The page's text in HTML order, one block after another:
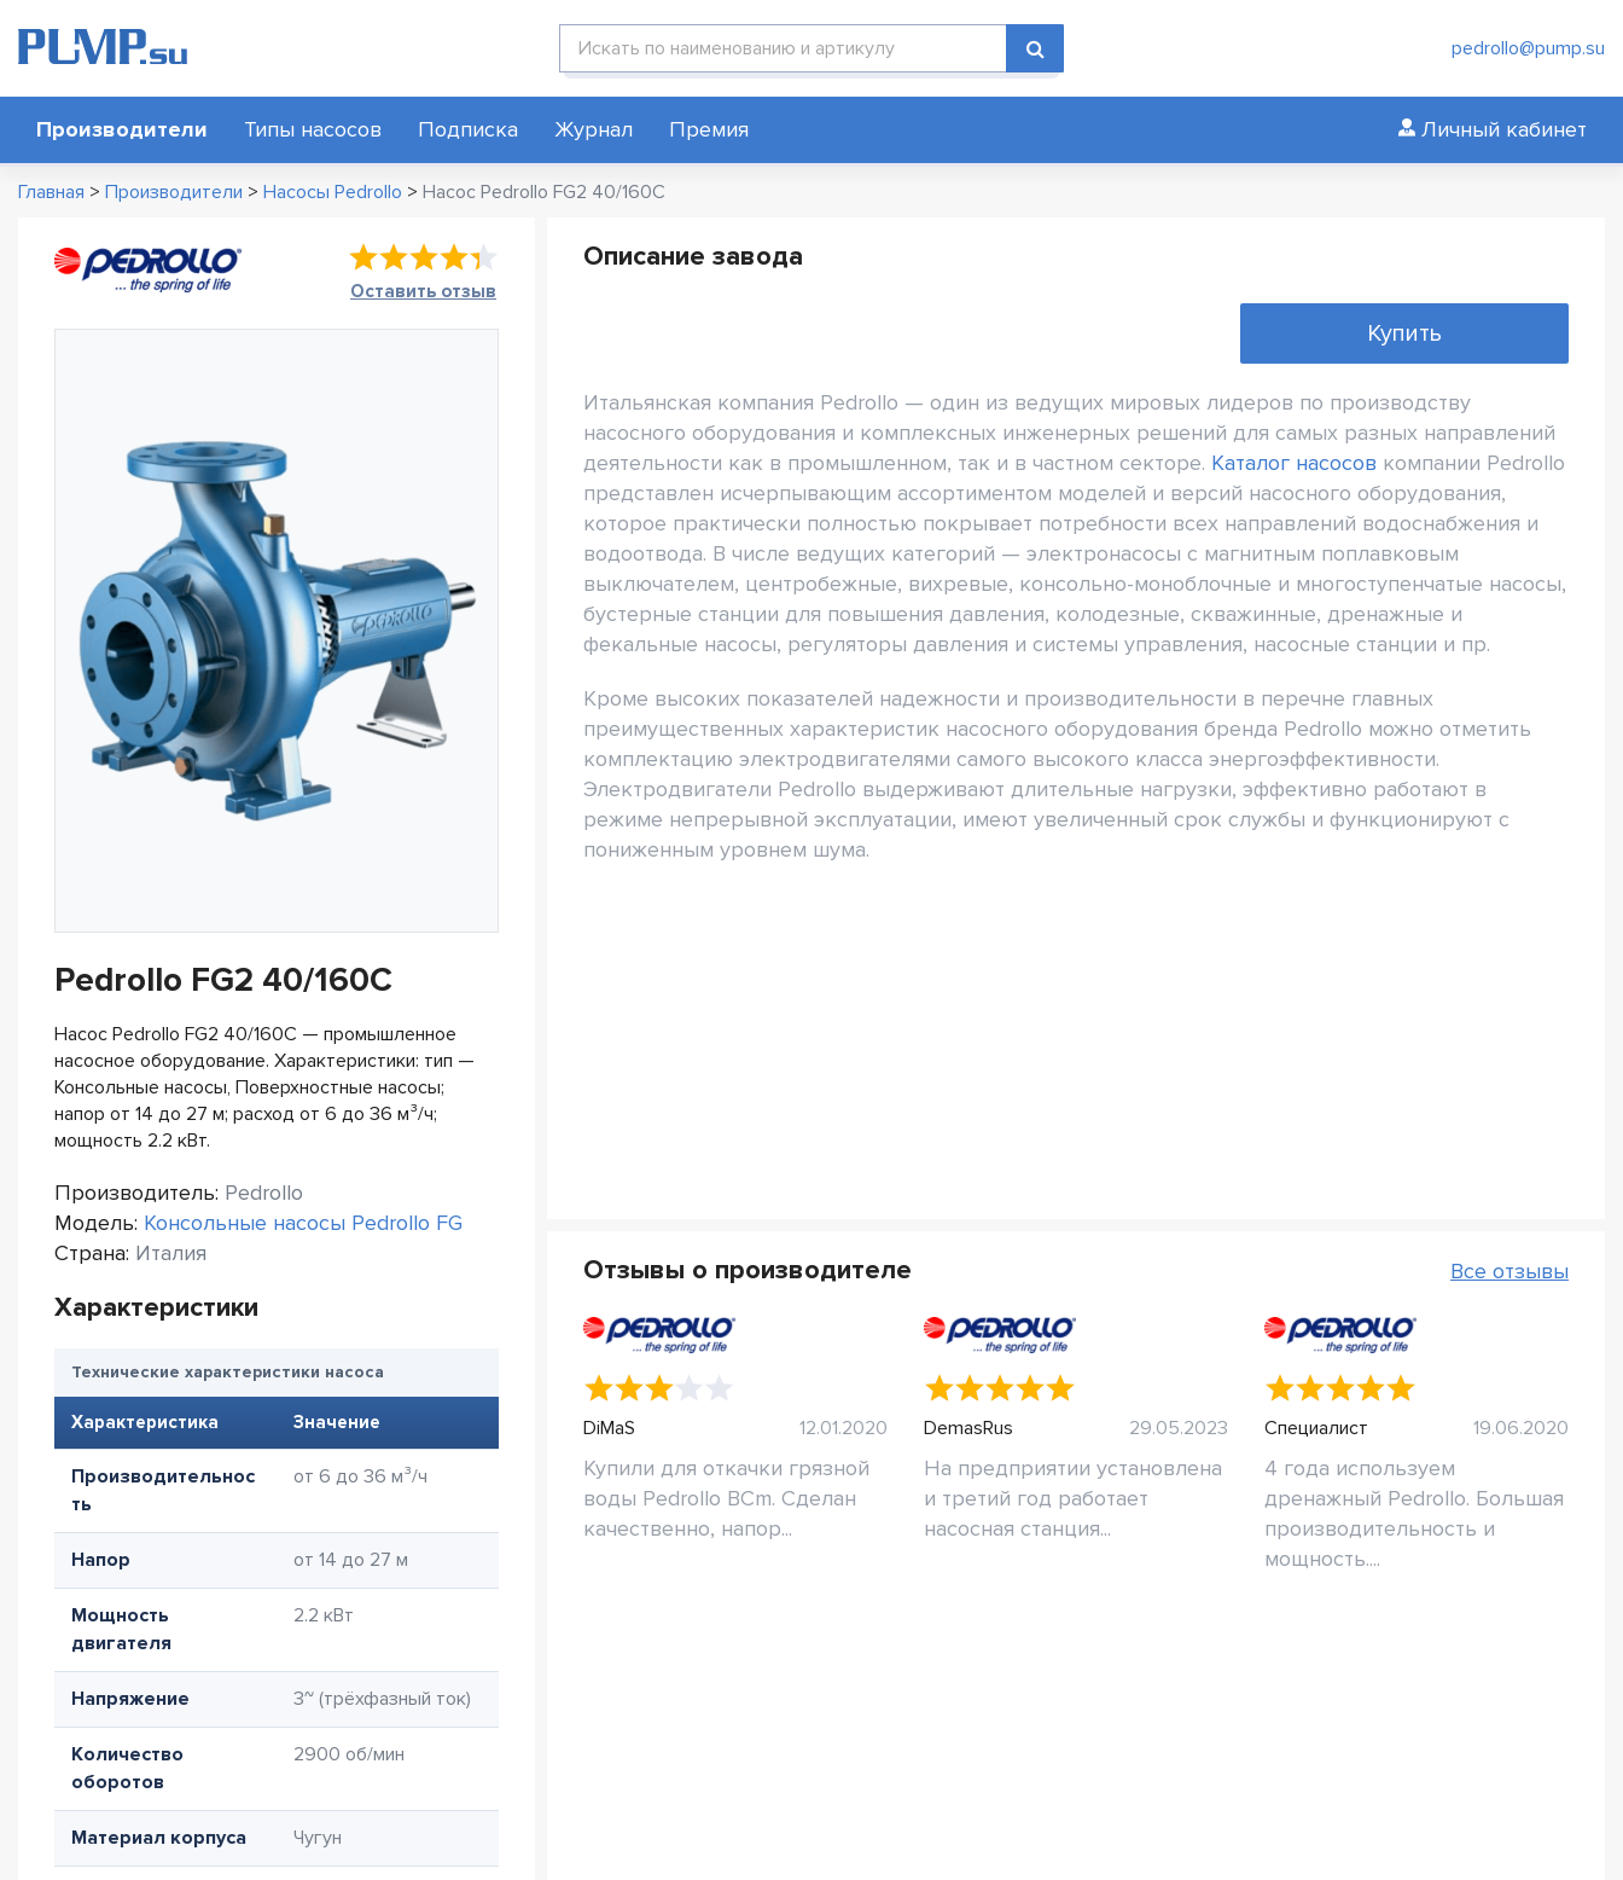
Поиск по каталогу pedrollo@pump.su
Производители Типы насосов Подписка Журнал Премия Личный кабинет
Главная > Производители > Насосы Pedrollo > Насос Pedrollo FG2 40/160C
Оставить отзыв
Pedrollo FG2 40/160C
Насос Pedrollo FG2 40/160C — промышленное
насосное оборудование. Характеристики: тип —
Консольные насосы, Поверхностные насосы;
напор от 14 до 27 м; расход от 6 до 36 м³/ч;
мощность 2.2 кВт.
Производитель: Pedrollo
Модель: Консольные насосы Pedrollo FG
Страна: Италия
Характеристики
Технические характеристики насоса
Характеристика Значение
Производительнос
ть
от 6 до 36 м³/ч
Напор от 14 до 27 м
Мощность
двигателя
2.2 кВт
Напряжение 3~ (трёхфазный ток)
Количество
оборотов
2900 об/мин
Материал корпуса Чугун
Описание завода
Купить
Итальянская компания Pedrollo — один из ведущих мировых лидеров по производству
насосного оборудования и комплексных инженерных решений для самых разных направлений
деятельности как в промышленном, так и в частном секторе. Каталог насосов компании Pedrollo
представлен исчерпывающим ассортиментом моделей и версий насосного оборудования,
которое практически полностью покрывает потребности всех направлений водоснабжения и
водоотвода. В числе ведущих категорий — электронасосы с магнитным поплавковым
выключателем, центробежные, вихревые, консольно-моноблочные и многоступенчатые насосы,
бустерные станции для повышения давления, колодезные, скважинные, дренажные и
фекальные насосы, регуляторы давления и системы управления, насосные станции и пр.
Кроме высоких показателей надежности и производительности в перечне главных
преимущественных характеристик насосного оборудования бренда Pedrollo можно отметить
комплектацию электродвигателями самого высокого класса энергоэффективности.
Электродвигатели Pedrollo выдерживают длительные нагрузки, эффективно работают в
режиме непрерывной эксплуатации, имеют увеличенный срок службы и функционируют с
пониженным уровнем шума.
Отзывы о производителе Все отзывы
DiMaS 12.01.2020
Купили для откачки грязной
воды Pedrollo BCm. Сделан
качественно, напор...
DemasRus 29.05.2023
На предприятии установлена
и третий год работает
насосная станция...
Специалист 19.06.2020
4 года используем
дренажный Pedrollo. Большая
производительность и
мощность....